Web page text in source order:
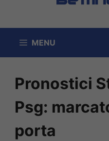
MENU
Pronostici
Psg:
porta